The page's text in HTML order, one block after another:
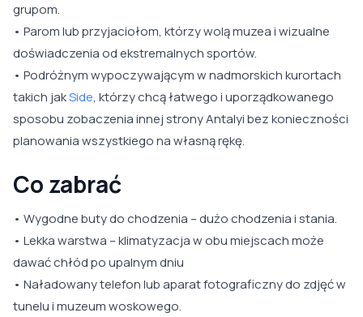
grupom.
• Parom lub przyjaciołom, którzy wolą muzea i wizualne
doświadczenia od ekstremalnych sportów.
• Podróżnym wypoczywającym w nadmorskich kurortach
takich jakSide, którzy chcą łatwego i uporządkowanego
sposobu zobaczenia innej strony Antalyi bez konieczności
planowania wszystkiego na własną rękę.
Co zabrać
• Wygodne buty do chodzenia – dużo chodzenia i stania.
• Lekka warstwa – klimatyzacja w obu miejscach może
dawać chłód po upalnym dniu
• Naładowany telefon lub aparat fotograficzny do zdjęć w
tunelu i muzeum woskowego.